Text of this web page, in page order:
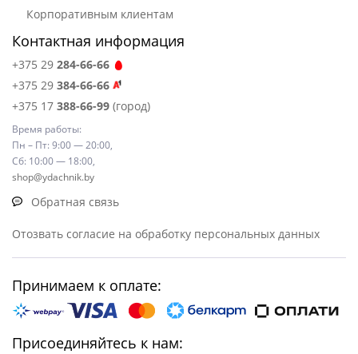
Корпоративным клиентам
Контактная информация
+375 29 284-66-66
+375 29 384-66-66
+375 17 388-66-99 (город)
Время работы:
Пн – Пт: 9:00 — 20:00,
Сб: 10:00 — 18:00,
shop@ydachnik.by
Обратная связь
Отозвать согласие на обработку персональных данных
Принимаем к оплате:
Присоединяйтесь к нам: